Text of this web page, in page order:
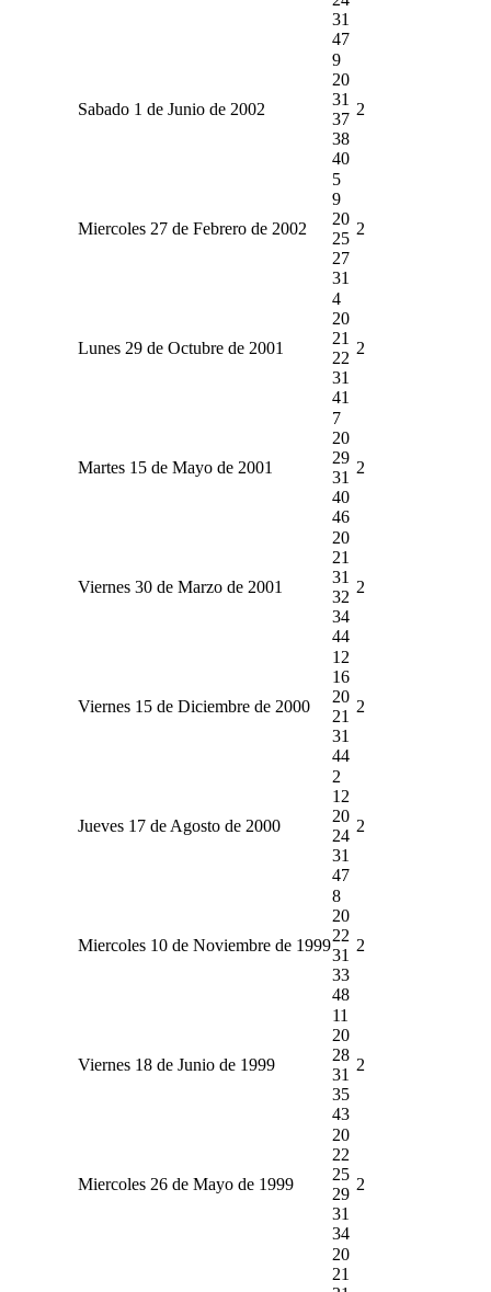
31
47
Sabado 1 de Junio de 2002
9
20
31
37
38
40
2
Miercoles 27 de Febrero de 2002
5
9
20
25
27
31
2
Lunes 29 de Octubre de 2001
4
20
21
22
31
41
2
Martes 15 de Mayo de 2001
7
20
29
31
40
46
2
Viernes 30 de Marzo de 2001
20
21
31
32
34
44
2
Viernes 15 de Diciembre de 2000
12
16
20
21
31
44
2
Jueves 17 de Agosto de 2000
2
12
20
24
31
47
2
Miercoles 10 de Noviembre de 1999
8
20
22
31
33
48
2
Viernes 18 de Junio de 1999
11
20
28
31
35
43
2
Miercoles 26 de Mayo de 1999
20
22
25
29
31
34
2
20
21